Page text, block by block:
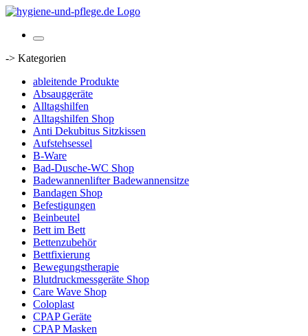
-> Kategorien
ableitende Produkte
Absauggeräte
Alltagshilfen
Alltagshilfen Shop
Anti Dekubitus Sitzkissen
Aufstehsessel
B-Ware
Bad-Dusche-WC Shop
Badewannenlifter Badewannensitze
Bandagen Shop
Befestigungen
Beinbeutel
Bett im Bett
Bettenzubehör
Bettfixierung
Bewegungstherapie
Blutdruckmessgeräte Shop
Care Wave Shop
Coloplast
CPAP Geräte
CPAP Masken